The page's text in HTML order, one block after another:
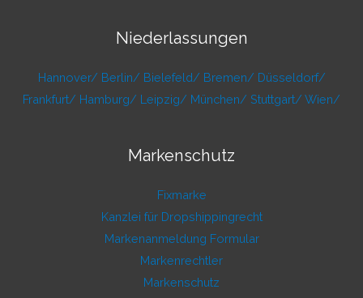
Niederlassungen
Hannover/ Berlin/ Bielefeld/ Bremen/ Düsseldorf/
Frankfurt/ Hamburg/ Leipzig/ München/ Stuttgart/ Wien/
Markenschutz
Fixmarke
Kanzlei für Dropshippingrecht
Markenanmeldung Formular
Markenrechtler
Markenschutz